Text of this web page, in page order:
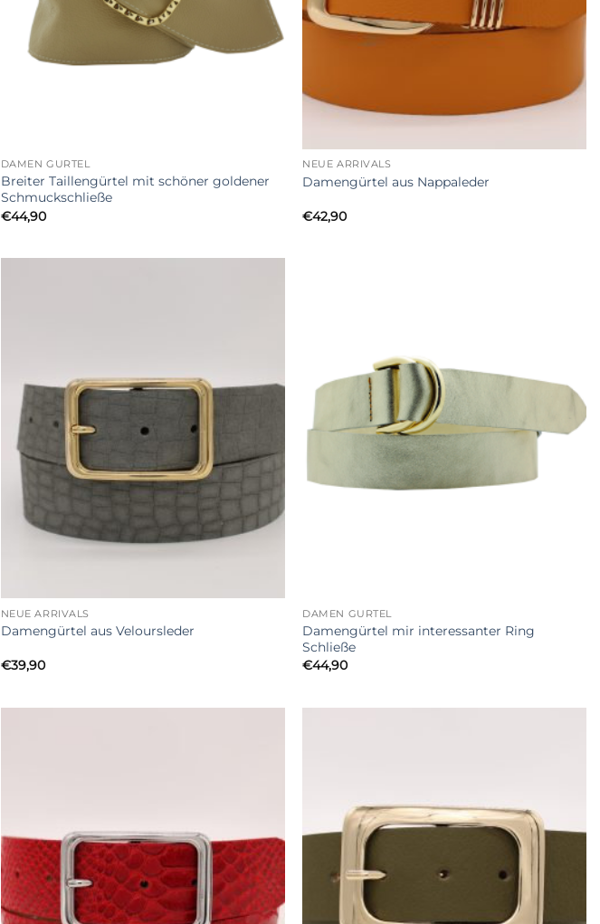
DAMEN GÜRTEL
Breiter Taillengürtel mit schöner goldener
Schmuckschließe
€44,90
NEUE ARRIVALS
Damengürtel aus Nappaleder
€42,90
NEUE ARRIVALS
Damengürtel aus Veloursleder
€39,90
DAMEN GÜRTEL
Damengürtel mir interessanter Ring
Schließe
€44,90